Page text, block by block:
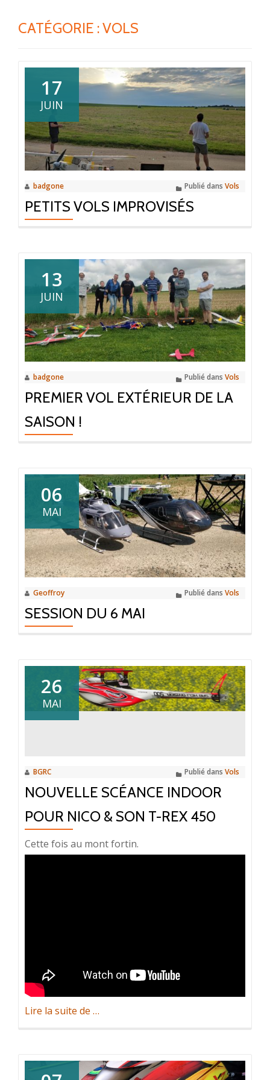
CATÉGORIE :VOLS
17
JUIN
badgone Publié dans Vols
PETITS VOLS IMPROVISÉS
13
JUIN
badgone Publié dans Vols
PREMIER VOL EXTÉRIEUR DE LA
SAISON !
06
MAI
Geoffroy Publié dans Vols
SESSION DU 6 MAI
26
MAI
BGRC Publié dans Vols
NOUVELLE SCÉANCE INDOOR
POUR NICO & SON T-REX 450
Cette fois au mont fortin.
Lire la suite de à
indoor
…